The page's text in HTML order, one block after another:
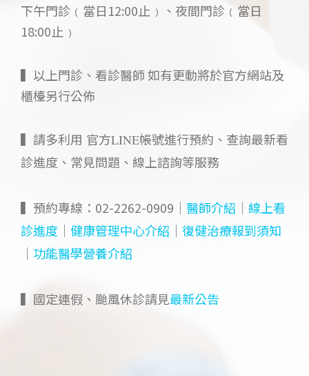
下午門診﹙當日12:00止﹚、夜間門診﹙當日
18:00止﹚
▍以上門診、看診醫師 如有更動將於官方網站及
櫃檯另行公佈
▍ 請多利用 官方LINE帳號進行預約、查詢最新看
診進度、常見問題、線上諮詢等服務
▍預約專線：02-2262-0909｜ 醫師介紹 ｜ 線上看
診進度 ｜ 健康管理中心介紹 ｜ 復健治療報到須知
｜ 功能醫學營養介紹
▍國定連假、颱風休診請見最新公告